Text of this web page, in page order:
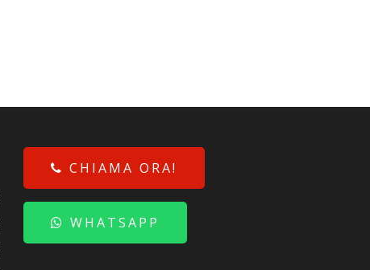
CHIAMA ORA!
WHATSAPP